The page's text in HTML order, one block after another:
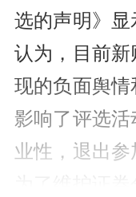
选的声明》显
认为，目前
现的负面舆
影响了评选
业性，退出
为了维护证